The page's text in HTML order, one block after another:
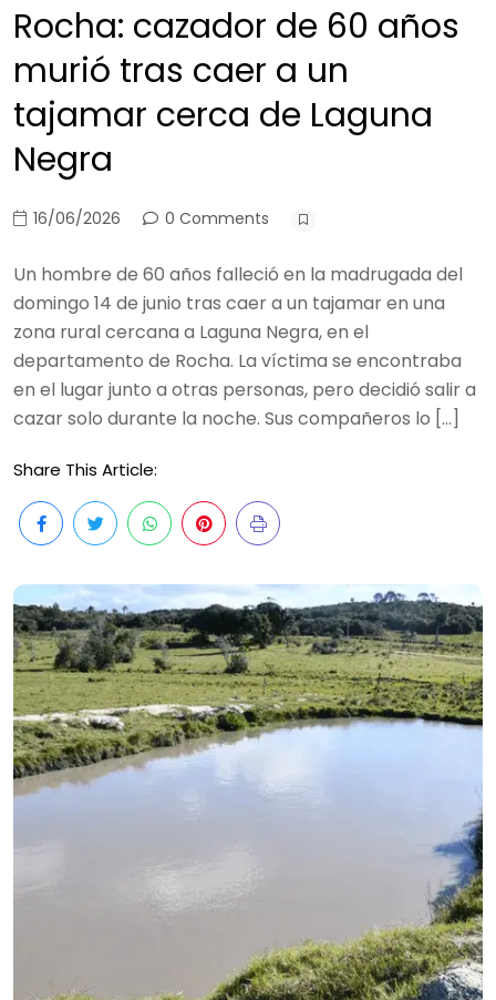
Rocha: cazador de 60 años
murió tras caer a un
tajamar cerca de Laguna
Negra
16/06/2026 0 Comments
Un hombre de 60 años falleció en la madrugada del
domingo 14 de junio tras caer a un tajamar en una
zona rural cercana a Laguna Negra, en el
departamento de Rocha. La víctima se encontraba
en el lugar junto a otras personas, pero decidió salir a
cazar solo durante la noche. Sus compañeros lo […]
Share This Article: